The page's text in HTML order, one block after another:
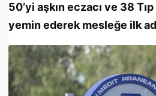
50’yi aşkın eczacı ve 38
yemin ederek mesleğe ilk